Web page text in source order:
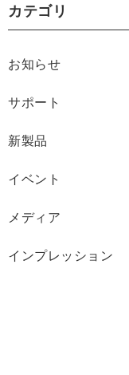
カテゴリ
お知らせ
サポート
新製品
イベント
メディア
インプレッション